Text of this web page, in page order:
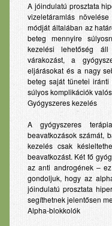
A jóindulatú prosztata
vizeletáramlás
módját általában az
beteg mennyire
kezelési lehetőség
várakozást, a
eljárásokat és a nagy
beteg saját tünetei
súlyos komplikációk
Gyógyszeres kezelés
A gyógyszeres
beavatkozások számát,
kezelés csak
beavatkozást. Két fő
az anti androgének –
gondoljuk, hogy az
jóindulatú prosztata
segíthetnek jelentősen
Alpha-blokkolók